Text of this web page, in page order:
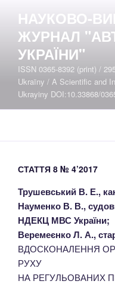
вмісту
НАУКОВО-
ЖУРНАЛ
УКРАЇНИ"
ISSN 0365-8392 (print) /
Ukraïny / A Scientific and
Ukrayiny DOI:10.33868/
СТАТТЯ 8 № 4’2017
Трушевський В. Е.,
Науменко В. В.,
НДЕКЦ МВС України;
Веремеєнко Л. А.,
ВДОСКОНАЛЕННЯ
РУХУ
НА РЕГУЛЬОВАНИХ